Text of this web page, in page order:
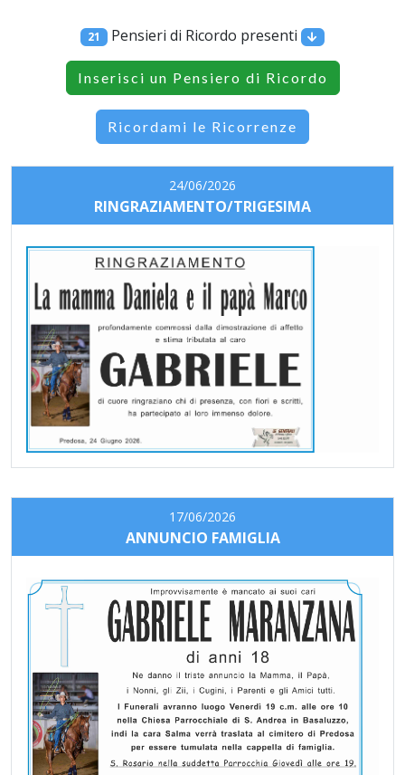
21 Pensieri di Ricordo presenti
Inserisci un Pensiero di Ricordo
Ricordami le Ricorrenze
24/06/2026
RINGRAZIAMENTO/TRIGESIMA
17/06/2026
ANNUNCIO FAMIGLIA